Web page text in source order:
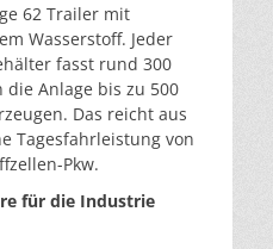
62 Trailer mit
Wasserstoff. Jeder
fasst rund 300
die Anlage bis zu 500
Das reicht aus
Tagesfahrleistung von
Pkw.
für die Industrie